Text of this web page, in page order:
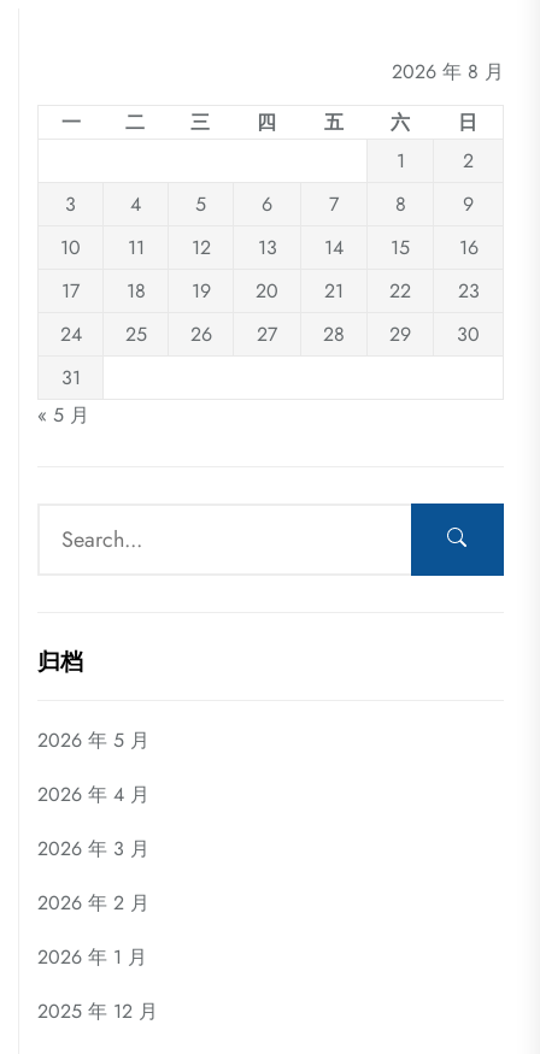
2026 年 8 月
一
二 三 四 五 六
日
1
2
3
4 5 6 7 8
9
10
11 12 13 14 15
16
17
18 19 20 21 22
23
24
25 26 27 28 29
30
31
« 5 月
归档
2026 年 5 月
2026 年 4 月
2026 年 3 月
2026 年 2 月
2026 年 1 月
2025 年 12 月